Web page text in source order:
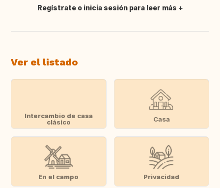
Traducir
Regístrate o inicia sesión para leer más
Ver el listado
Intercambio de casa
clásico
Casa
En el campo Privacidad